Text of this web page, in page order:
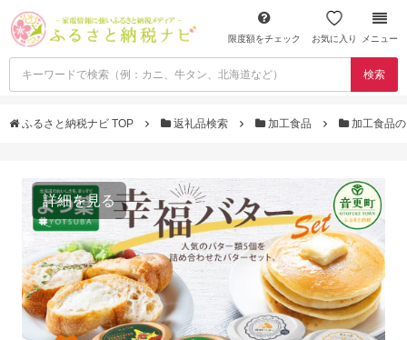
限度額をチェック お気に入り メニュー
検索
ふるさと納税ナビ TOP 返礼品検索 加工食品 加工食品
詳細を見る